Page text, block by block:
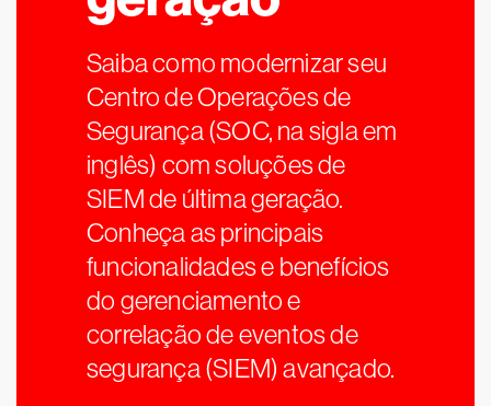
Saiba como modernizar seu
Centro de Operações de
Segurança (SOC, na sigla em
inglês) com soluções de
SIEM de última geração.
Conheça as principais
funcionalidades e benefícios
do gerenciamento e
correlação de eventos de
segurança (SIEM) avançado.